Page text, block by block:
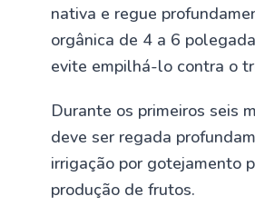
nativa e regue
orgânica de 4 a 6
evite empilhá-lo contra o
Durante os primeiros seis
deve ser regada
irrigação por gotejamento
produção de frutos.